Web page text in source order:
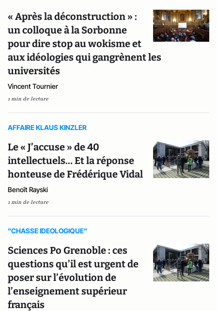
« Après la déconstruction » :
un colloque à la Sorbonne
pour dire stop au wokisme et
aux idéologies qui gangrènent les
universités
Vincent Tournier
1 min de lecture
AFFAIRE KLAUS KINZLER
Le « J’accuse » de 40
intellectuels… Et la réponse
honteuse de Frédérique Vidal
Benoît Rayski
1 min de lecture
"CHASSE IDEOLOGIQUE"
Sciences Po Grenoble : ces
questions qu’il est urgent de
poser sur l’évolution de
l’enseignement supérieur
français